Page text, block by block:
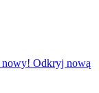
nowy! Odkryj nową